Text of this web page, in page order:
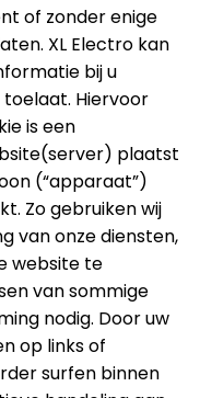
of zonder enige
XL Electro kan
bij u
Hiervoor
is een
plaatst
(“apparaat”)
Zo gebruiken wij
van onze diensten,
website te
van sommige
nodig. Door uw
op links of
surfen binnen